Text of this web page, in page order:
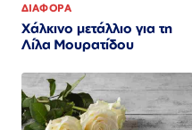
ΔΙΑΦΟΡΑ
Χάλκινο μετάλλιο για τη
Λίλα Μουρατίδου